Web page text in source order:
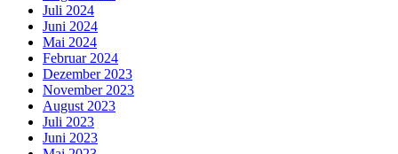
Juli 2024
Juni 2024
Mai 2024
Februar 2024
Dezember 2023
November 2023
August 2023
Juli 2023
Juni 2023